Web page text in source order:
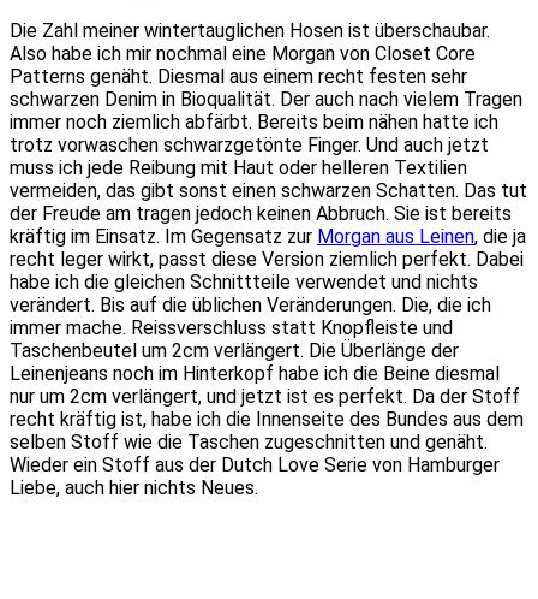
Die Zahl meiner wintertauglichen Hosen ist überschaubar.
Also habe ich mir nochmal eine Morgan von Closet Core
Patterns genäht. Diesmal aus einem recht festen sehr
schwarzen Denim in Bioqualität. Der auch nach vielem Tragen
immer noch ziemlich abfärbt. Bereits beim nähen hatte ich
trotz vorwaschen schwarzgetönte Finger. Und auch jetzt
muss ich jede Reibung mit Haut oder helleren Textilien
vermeiden, das gibt sonst einen schwarzen Schatten. Das tut
der Freude am tragen jedoch keinen Abbruch. Sie ist bereits
kräftig im Einsatz. Im Gegensatz zur Morgan aus Leinen, die ja
recht leger wirkt, passt diese Version ziemlich perfekt. Dabei
habe ich die gleichen Schnittteile verwendet und nichts
verändert. Bis auf die üblichen Veränderungen. Die, die ich
immer mache. Reissverschluss statt Knopfleiste und
Taschenbeutel um 2cm verlängert. Die Überlänge der
Leinenjeans noch im Hinterkopf habe ich die Beine diesmal
nur um 2cm verlängert, und jetzt ist es perfekt. Da der Stoff
recht kräftig ist, habe ich die Innenseite des Bundes aus dem
selben Stoff wie die Taschen zugeschnitten und genäht.
Wieder ein Stoff aus der Dutch Love Serie von Hamburger
Liebe, auch hier nichts Neues.